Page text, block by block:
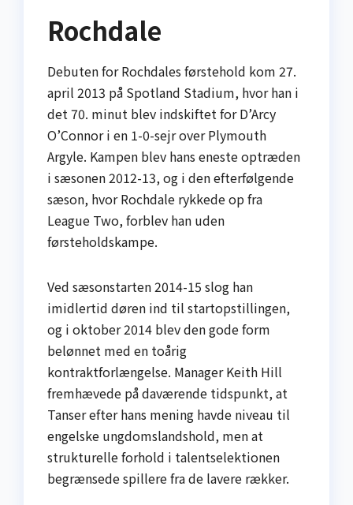
Rochdale
Debuten for Rochdales førstehold kom 27.
april 2013 på Spotland Stadium, hvor han i
det 70. minut blev indskiftet for D’Arcy
O’Connor i en 1-0-sejr over Plymouth
Argyle. Kampen blev hans eneste optræden
i sæsonen 2012-13, og i den efterfølgende
sæson, hvor Rochdale rykkede op fra
League Two, forblev han uden
førsteholdskampe.
Ved sæsonstarten 2014-15 slog han
imidlertid døren ind til startopstillingen,
og i oktober 2014 blev den gode form
belønnet med en toårig
kontraktforlængelse. Manager Keith Hill
fremhævede på daværende tidspunkt, at
Tanser efter hans mening havde niveau til
engelske ungdomslandshold, men at
strukturelle forhold i talentselektionen
begrænsede spillere fra de lavere rækker.